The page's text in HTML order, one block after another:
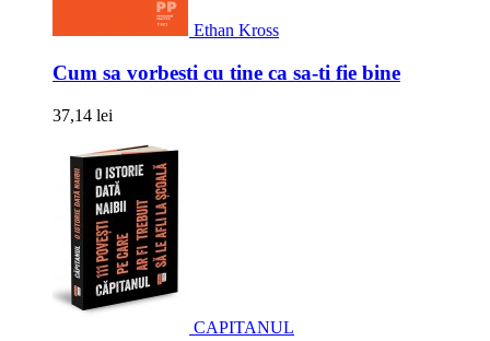
Ethan Kross
Cum sa vorbesti cu tine ca sa-ti fie bine
37,14 lei
CAPITANUL